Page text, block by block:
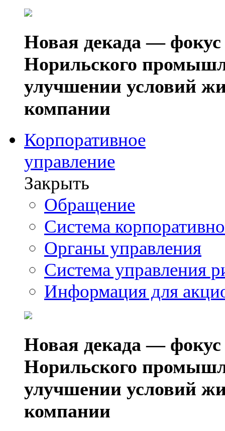
Новая декада — фокус
Норильского
улучшении условий
компании
Корпоративное
управление
Закрыть
Обращение
Система
Органы управления
Система управления
Информация для
Новая декада — фокус
Норильского
улучшении условий
компании